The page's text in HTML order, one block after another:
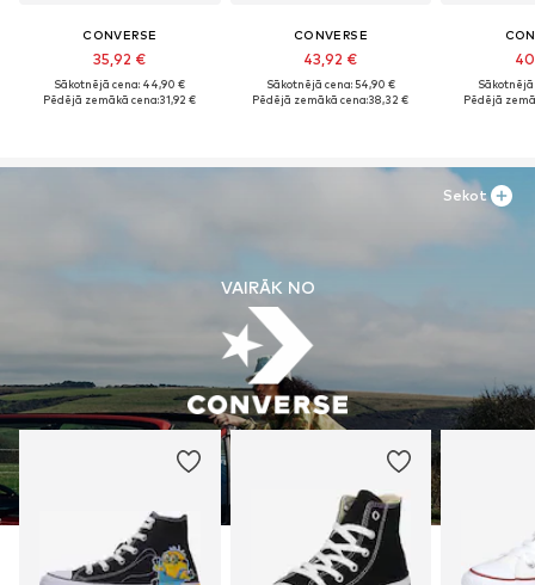
CONVERSE
35,92 €
Sākotnējā cena: 44,90 €
Pēdējā zemākā cena:31,92 €
CONVERSE
43,92 €
Sākotnējā cena: 54,90 €
Pēdējā zemākā cena:38,32 €
Sākotnējā
Pēdējā
VAIRĀK NO
Sekot